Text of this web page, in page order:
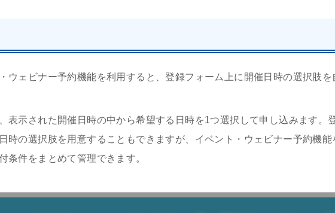
ウェビナー予約機能を利用すると、登録フォーム上に開催日時の選択肢を
表示された開催日時の中から希望する日時を1つ選択して申し込みます。
時の選択肢を用意することもできますが、イベント・ウェビナー予約機
条件をまとめて管理できます。